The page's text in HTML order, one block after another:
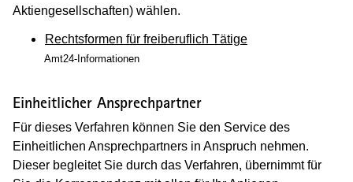
Aktiengesellschaften) wählen.
Rechtsformen für freiberuflich Tätige
Amt24-Informationen
Einheitlicher Ansprechpartner
Für dieses Verfahren können Sie den Service des
Einheitlichen Ansprechpartners in Anspruch nehmen.
Dieser begleitet Sie durch das Verfahren, übernimmt für